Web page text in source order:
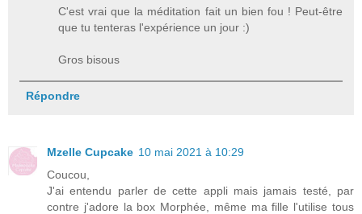
C'est vrai que la méditation fait un bien fou ! Peut-être
que tu tenteras l'expérience un jour :)
Gros bisous
Répondre
Mzelle Cupcake 10 mai 2021 à 10:29
Coucou,
J'ai entendu parler de cette appli mais jamais testé, par
contre j'adore la box Morphée, même ma fille l'utilise tous